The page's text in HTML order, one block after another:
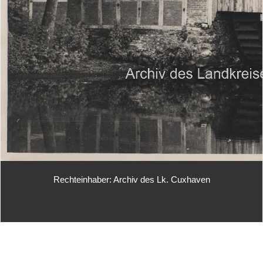
Rechteinhaber: Archiv des Lk. Cuxhaven